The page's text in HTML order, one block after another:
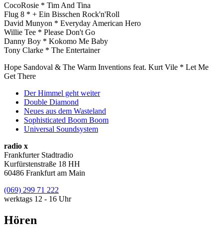
CocoRosie * Tim And Tina
Flug 8 * + Ein Bisschen Rock'n'Roll
David Munyon * Everyday American Hero
Willie Tee * Please Don't Go
Danny Boy * Kokomo Me Baby
Tony Clarke * The Entertainer
Hope Sandoval & The Warm Inventions feat. Kurt Vile * Let Me
Get There
Der Himmel geht weiter
Double Diamond
Neues aus dem Wasteland
Sophisticated Boom Boom
Universal Soundsystem
radio x
Frankfurter Stadtradio
Kurfürstenstraße 18 HH
60486 Frankfurt am Main
(069) 299 71 222
werktags 12 - 16 Uhr
Hören